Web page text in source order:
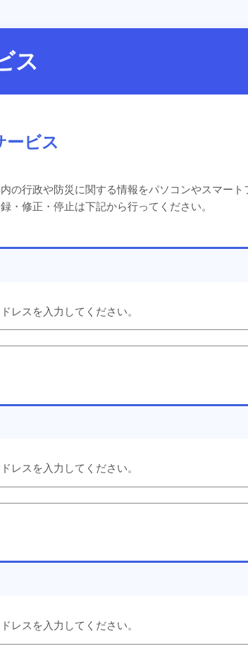
ス
ービス
の行政や防災に関する情報をパソコンやスマー
・修正・停止は下記から行ってください。
レスを入力してください。
レスを入力してください。
レスを入力してください。